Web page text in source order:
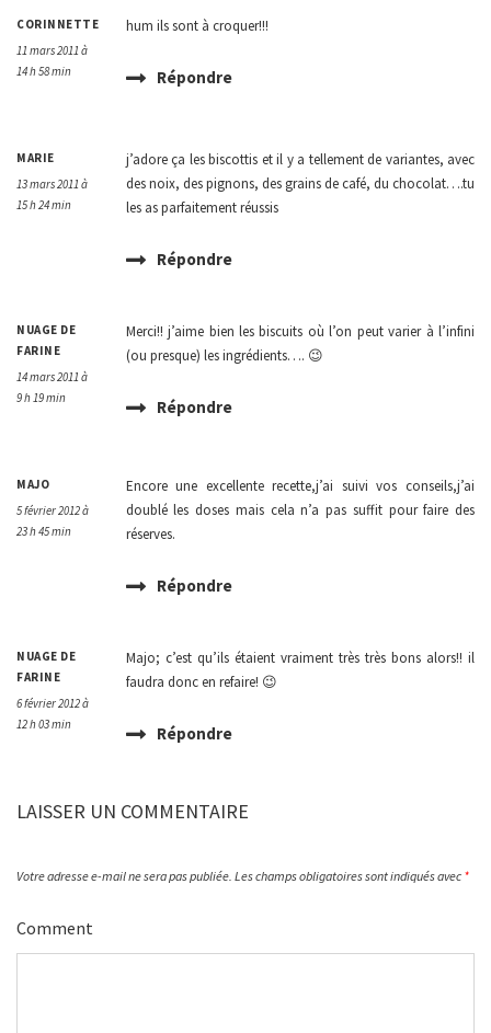
CORINNETTE
11 mars 2011 à
14 h 58 min
hum ils sont à croquer!!!
Répondre
MARIE
13 mars 2011 à
15 h 24 min
j’adore ça les biscottis et il y a tellement de variantes, avec
des noix, des pignons, des grains de café, du chocolat….tu
les as parfaitement réussis
Répondre
NUAGE DE
FARINE
14 mars 2011 à
9 h 19 min
Merci!! j’aime bien les biscuits où l’on peut varier à l’infini
(ou presque) les ingrédients…. 😉
Répondre
MAJO
5 février 2012 à
23 h 45 min
Encore une excellente recette,j’ai suivi vos conseils,j’ai
doublé les doses mais cela n’a pas suffit pour faire des
réserves.
Répondre
NUAGE DE
FARINE
6 février 2012 à
12 h 03 min
Majo; c’est qu’ils étaient vraiment très très bons alors!! il
faudra donc en refaire! 😉
Répondre
LAISSER UN COMMENTAIRE
Votre adresse e-mail ne sera pas publiée. Les champs obligatoires sont indiqués avec *
Comment